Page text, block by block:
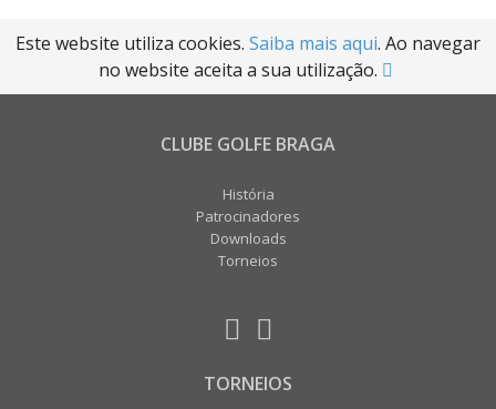
Este website utiliza cookies. Saiba mais aqui. Ao navegar
no website aceita a sua utilização.
CLUBE GOLFE BRAGA
História
Patrocinadores
Downloads
Torneios
TORNEIOS